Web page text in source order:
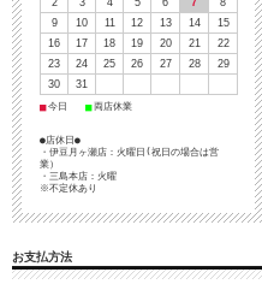
2 3 4 5 6 7
8
9
10 11 12 13 14
15
16
17 18 19 20 21
22
23
24 25 26 27 28
29
30
31
■ 今日 ■ 両店休業
●店休日●
・伊豆月ヶ瀬店：火曜日(祝日の場合は営
業）
・三島本店：火曜
※不定休あり
お支払方法